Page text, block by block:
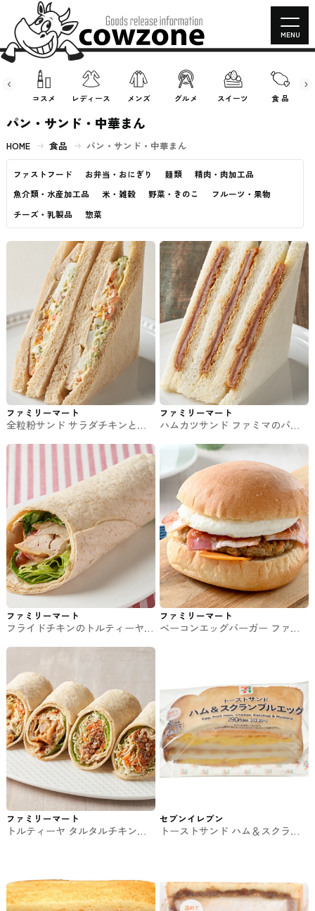
コスメ レディース メンズ グルメ スイーツ 食 品
MENU
パン・サンド・中華まん
HOME 食品 パン・サンド・中華まん
ファストフード お弁当・おにぎり 麺類
精肉・肉加工品
魚介類・水産加工品
米・雑穀 野菜・きのこ
フルーツ・果物
チーズ・乳製品
惣菜
ファミリーマート
全粒粉サンド サラダチキンとた
ファミリーマート
ハムカツサンド ファミマのパ
ファミリーマート
フライドチキンのトルティーヤ
のパン・サンド
ファミリーマート
ベーコンエッグバーガー ファミ
ファミリーマート
トルティーヤ タルタルチキンと
セブンイレブン
トーストサンド ハム＆スクラン